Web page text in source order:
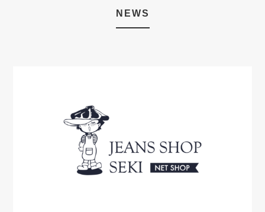
NEWS